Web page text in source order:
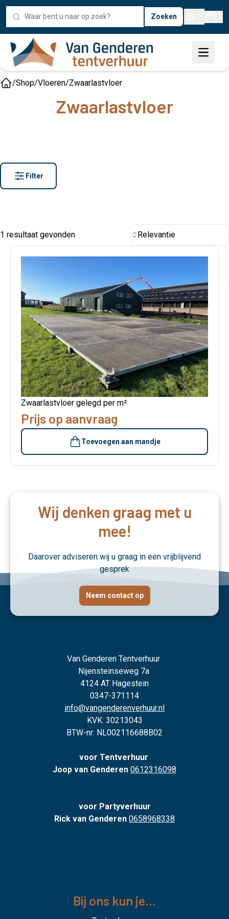
Zoeken
/Shop/Vloeren/Zwaarlastvloer
Zwaarlastvloer
Filter
1 resultaat gevonden Relevantie
Zwaarlastvloer gelegd per m²
Prijs op aanvraag
Toevoegen aan mandje
Wij denken graag met u
mee!
Daarover adviseren wij u graag in een vrijblijvend
gesprek
Neem contact op
Van Genderen Tentverhuur
Nijensteinseweg 7a
4124 AT Hagestein
0347-371114
info@vangenderenverhuur.nl
KVK: 30213043
BTW-nr: NL002116688B02
voor Tentverhuur
Joop van Genderen 0612316098
voor Partyverhuur
Rick van Genderen 0658968338
Bij ons kun je...